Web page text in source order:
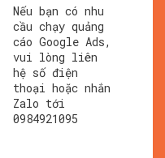
Nếu bạn có nhu
cầu chạy quảng
cáo Google Ads,
vui lòng liên
hệ số điện
thoại hoặc nhắn
Zalo tới
0984921095